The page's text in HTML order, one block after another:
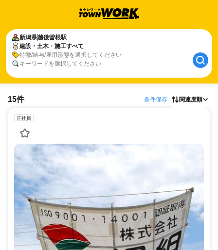
新潟県越後曽根駅
建設・土木・施工すべて
特徴/給与/雇用形態を選択してください
キーワードを選択してください
15件 条件保存 関連度順
正社員